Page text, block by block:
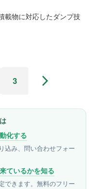
載物に対応したダンプ技
3 arrow_forward_ios
化する
込み、問い合わせフォー
ているかを知る
できます。無料のフリー